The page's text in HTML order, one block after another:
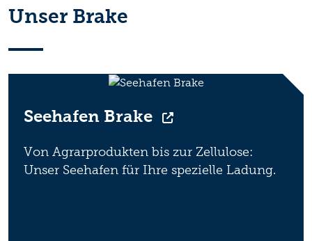
Unser Brake
Seehafen Brake
Von Agrarprodukten bis zur Zellulose:
Unser Seehafen für Ihre spezielle Ladung.